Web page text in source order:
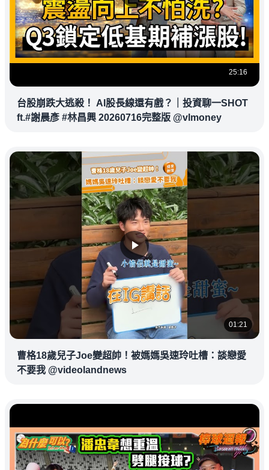
25:16
台股崩跌大逃殺！ AI股長線還有戲？｜投資聊一SHOT
ft.#謝晨彥 #林昌興 20260716完整版 @vlmoney
01:21
曹格18歲兒子Joe變超帥！被媽媽吳速玲吐槽：談戀愛
不要我 @videolandnews